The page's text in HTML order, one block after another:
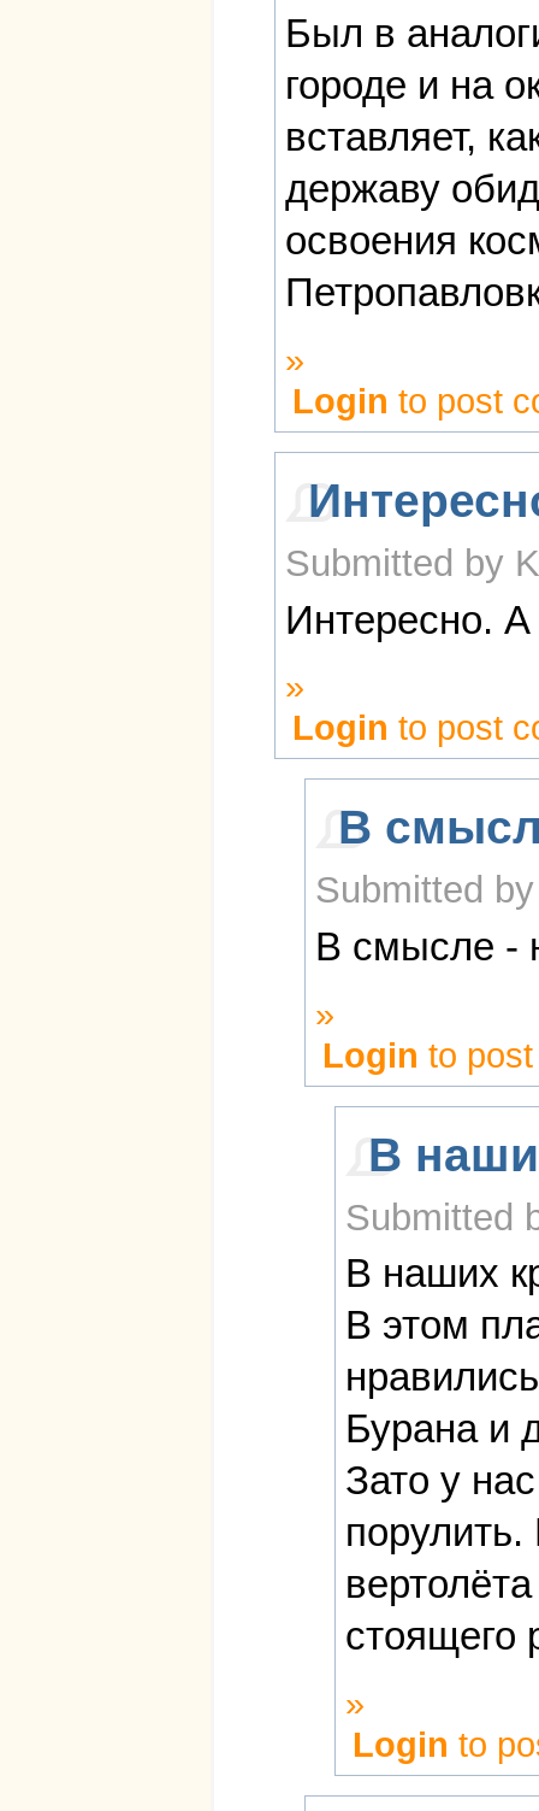
Был в
городе и на
вставляет,
державу
освоения
»
Login to post
Submitted by
Интересно. А
»
Login to post
В
Submitted
В смысле -
»
Login to
В
Submitted
В наших
В этом
Бурана и
Зато у
стоящего
»
Login to